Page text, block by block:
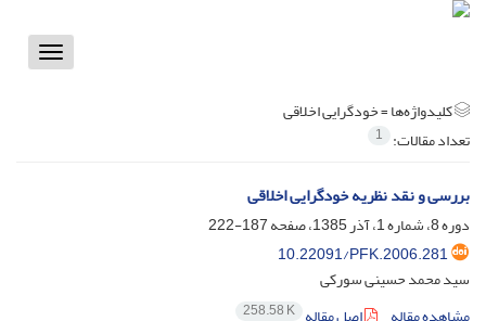
Toggle
کلیدواژه‌ها =خودگرایی اخلاقی
تعداد مقالات: 1
بررسی و نقد نظریه خودگرایی اخلاقی
دوره 8، شماره 1، آذر 1385، صفحه
187-222
10.22091/PFK.2006.281
سید محمد حسینی سورکی
258.58 K